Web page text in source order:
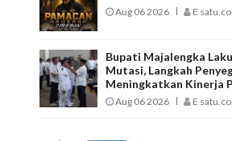
Aug 06 2026 E
Bupati Majalengka
Mutasi, Langkah
Meningkatkan Kinerja
Aug 06 2026 E